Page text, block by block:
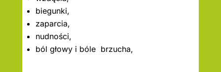
biegunki,
zaparcia,
nudności,
ból głowy i bóle brzucha,